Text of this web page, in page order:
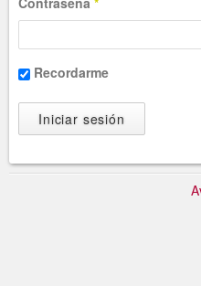
Recordarme